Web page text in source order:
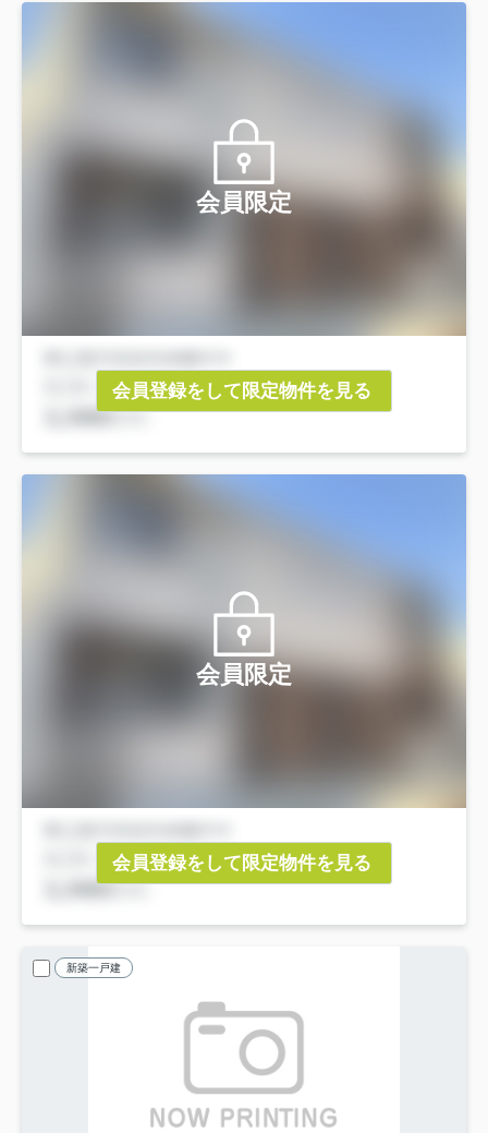
会員限定
会員登録をして限定物件を見る
会員限定
会員登録をして限定物件を見る
新築一戸建